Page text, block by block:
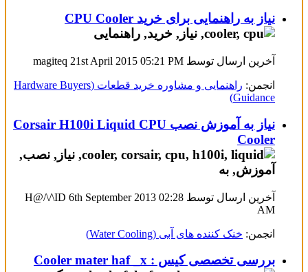
نیاز به راهنمایی برای خرید CPU Cooler
آخرین ارسال توسط magiteq 21st April 2015 05:21 PM
انجمن:
راهنمایی و مشاوره خرید قطعات (Hardware Buyers
Guidance)
نیاز به آموزش نصب Corsair H100i Liquid CPU
Cooler
آخرین ارسال توسط H@/\/\ID 6th September 2013 02:28
AM
انجمن: خنک کننده های آبی (Water Cooling)
بررسی تخصصی کیس : Cooler mater haf _x